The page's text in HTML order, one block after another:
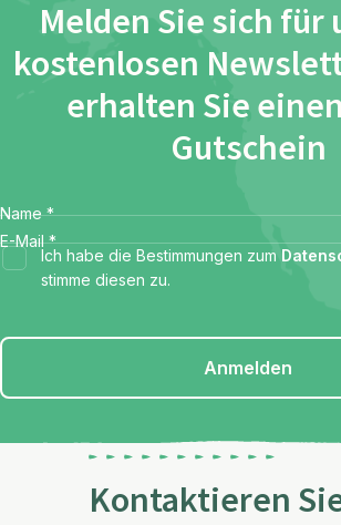
Melden Sie sich für
kostenlosen
erhalten Sie
Gutschein
Name *
E-Mail *
Ich habe die Bestimmungen zum
stimme diesen zu.
Anmelden
Kontaktieren